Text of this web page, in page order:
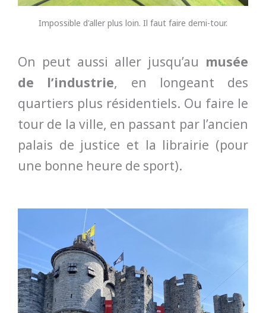
Impossible d'aller plus loin. Il faut faire demi-tour.
On peut aussi aller jusqu’au musée
de l’industrie, en longeant des
quartiers plus résidentiels. Ou faire le
tour de la ville, en passant par l’ancien
palais de justice et la librairie (pour
une bonne heure de sport).